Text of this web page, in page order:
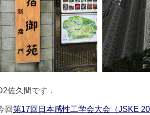
佐久間です．
回第17回日本感性工学会大会（JSKE